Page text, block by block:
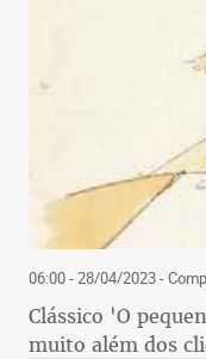
06:00 - 28/04/2023-
Clássico 'O
muito além dos